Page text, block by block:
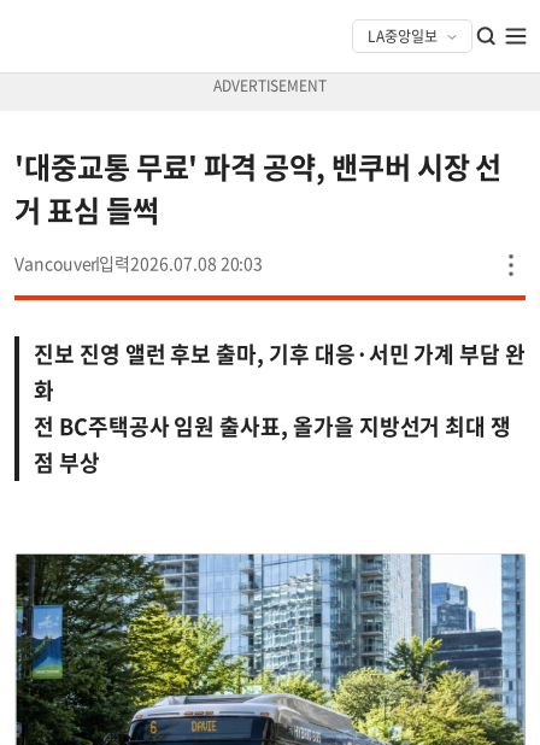
'대중교통 무료' 파격 공약, 밴쿠버 시장 선
거 표심 들썩
Vancouver 2026.07.08 20:03
진보 진영 앨런 후보 출마, 기후 대응·서민 가계 부담 완
화
전 BC주택공사 임원 출사표, 올가을 지방선거 최대 쟁
점 부상